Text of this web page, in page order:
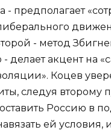
- предполагает
- метод
делает акцент на
Коцев
следуя второму
Россию в
ей условия,